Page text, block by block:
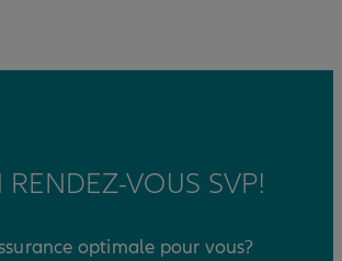
RENDEZ-VOUS SVP!
optimale pour vous?